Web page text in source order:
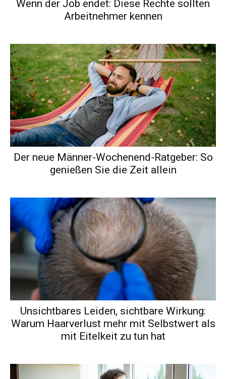
Wenn der Job endet: Diese Rechte sollten
Arbeitnehmer kennen
Der neue Männer-Wochenend-Ratgeber: So
genießen Sie die Zeit allein
Unsichtbares Leiden, sichtbare Wirkung:
Warum Haarverlust mehr mit Selbstwert als
mit Eitelkeit zu tun hat